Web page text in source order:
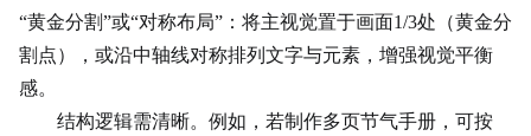
“黄金分割”或“对称布局”：将主视觉置于画面1/3处（黄金分
割点），或沿中轴线对称排列文字与元素，增强视觉平衡
感。
结构逻辑需清晰。例如，若制作多页节气手册，可按